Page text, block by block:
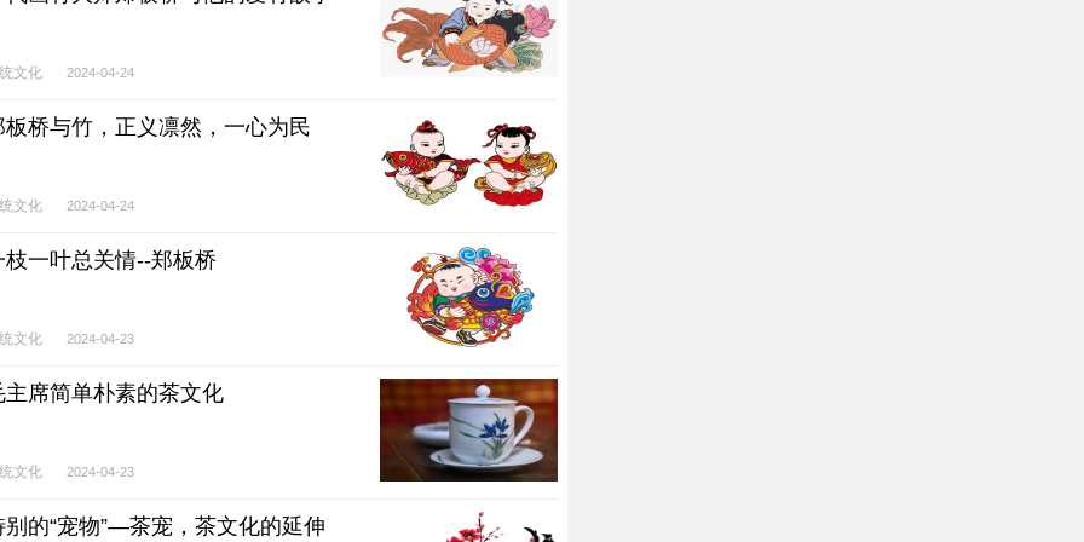
文化 2024-04-24
板桥与竹，正义凛然，一心为民
文化 2024-04-24
枝一叶总关情--郑板桥
文化 2024-04-23
主席简单朴素的茶文化
文化 2024-04-23
别的“宠物”—茶宠，茶文化的延伸